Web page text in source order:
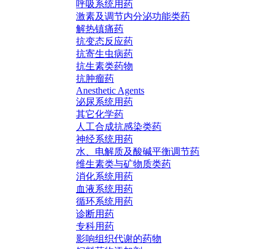
呼吸系统用药
激素及调节内分泌功能类药
解热镇痛药
抗变态反应药
抗寄生虫病药
抗生素类药物
抗肿瘤药
Anesthetic Agents
泌尿系统用药
其它化学药
人工合成抗感染类药
神经系统用药
水、电解质及酸碱平衡调节药
维生素类与矿物质类药
消化系统用药
血液系统用药
循环系统用药
诊断用药
专科用药
影响组织代谢的药物